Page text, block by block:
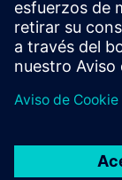
comunicación y
Definiciones de